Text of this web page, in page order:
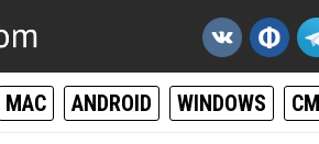
MAC ANDROID WINDOWS